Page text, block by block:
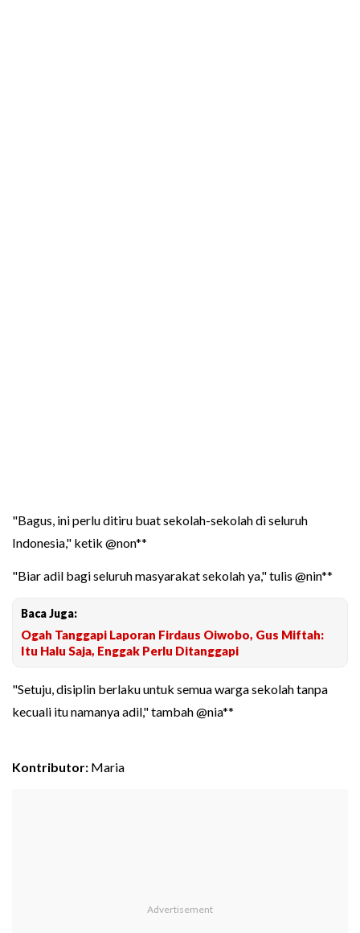
"Bagus, ini perlu ditiru buat sekolah-sekolah di seluruh
Indonesia," ketik @non**
"Biar adil bagi seluruh masyarakat sekolah ya," tulis @nin**
Baca Juga:
Ogah Tanggapi Laporan Firdaus Oiwobo, Gus Miftah:
Itu Halu Saja, Enggak Perlu Ditanggapi
"Setuju, disiplin berlaku untuk semua warga sekolah tanpa
kecuali itu namanya adil," tambah @nia**
Kontributor: Maria